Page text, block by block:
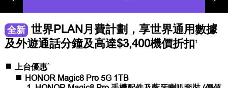
全新 世界PLAN月費計劃，享世界通用數據
及外遊通話分鐘及高達$3,400機價折扣 1
上台優惠^
HONOR Magic8 Pro 5G 1TB